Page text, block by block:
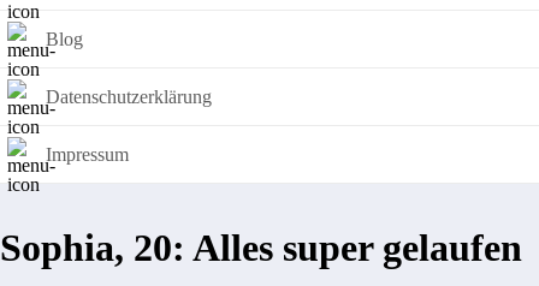
Blog
Datenschutzerklärung
Impressum
Sophia, 20: Alles super gelaufen